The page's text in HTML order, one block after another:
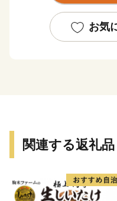
となっている八重桜な
桜の名所で心に残る景
＝＝＝＝＝＝＝＝＝＝＝
【ＬＩＮＥ公式アカウ
お気
関連する返礼